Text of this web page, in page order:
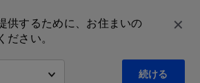
供するために、お住まいの
さい。
続ける
✕